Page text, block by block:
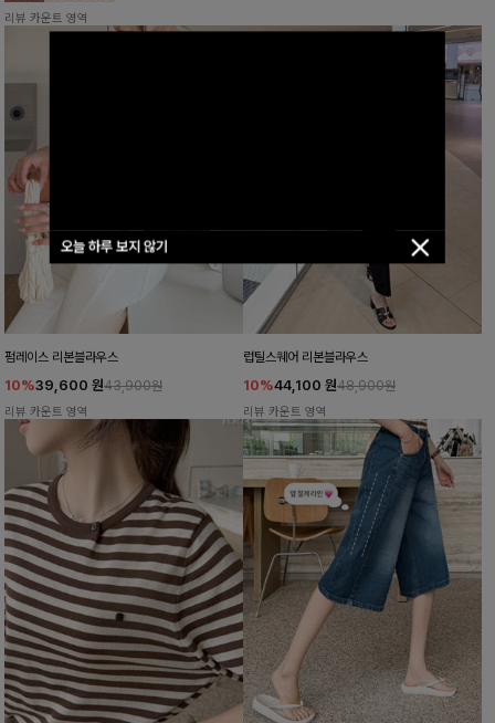
오늘 하루 보지 않기
리뷰 카운트 영역
펌레이스 리본블라우스
10%39,600 원43,900원
리뷰 카운트 영역
럽틸스퀘어 리본블라우스
10%44,100 원48,900원
리뷰 카운트 영역